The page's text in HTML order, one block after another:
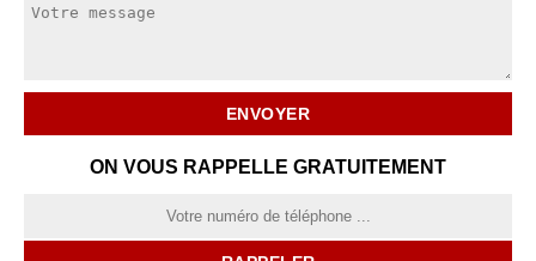
ON VOUS RAPPELLE GRATUITEMENT